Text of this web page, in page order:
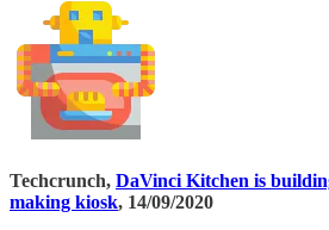
Techcrunch, DaVinci Kitchen is
making kiosk, 14/09/2020